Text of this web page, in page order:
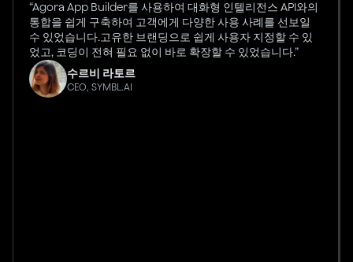
“Agora App Builder를 사용하여 대화형 인텔리전스 API와의
통합을 쉽게 구축하여 고객에게 다양한 사용 사례를 선보일
수 있었습니다.고유한 브랜딩으로 쉽게 사용자 지정할 수 있
었고, 코딩이 전혀 필요 없이 바로 확장할 수 있었습니다.”
수르비 라토르
CEO, SYMBL.AI